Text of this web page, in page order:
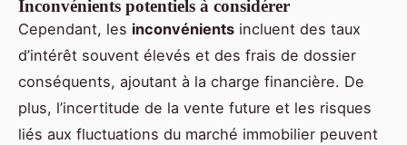
Inconvénients potentiels à considérer
Cependant, les inconvénients incluent des taux
d’intérêt souvent élevés et des frais de dossier
conséquents, ajoutant à la charge financière. De
plus, l’incertitude de la vente future et les risques
liés aux fluctuations du marché immobilier peuvent